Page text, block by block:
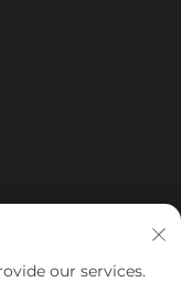
our services.